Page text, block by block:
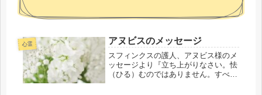
心霊 アヌビスのメッセージ
スフィンクスの護人、アヌビス様のメ
ッセージより『立ち上がりなさい。怯
（ひる）むのではありません。すべて